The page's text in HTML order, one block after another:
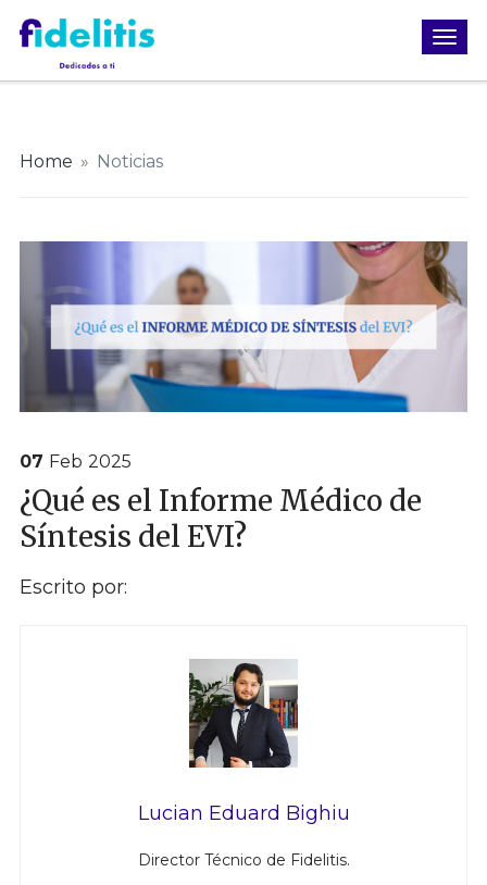
Home » Noticias
07 Feb 2025
¿Qué es el Informe Médico de
Síntesis del EVI?
Escrito por:
Lucian Eduard Bighiu
Director Técnico de Fidelitis.